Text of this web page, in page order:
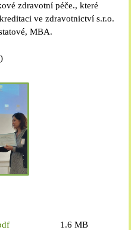
zdravotní péče., které
ve zdravotnictví s.r.o.
MBA.
1.6 MB